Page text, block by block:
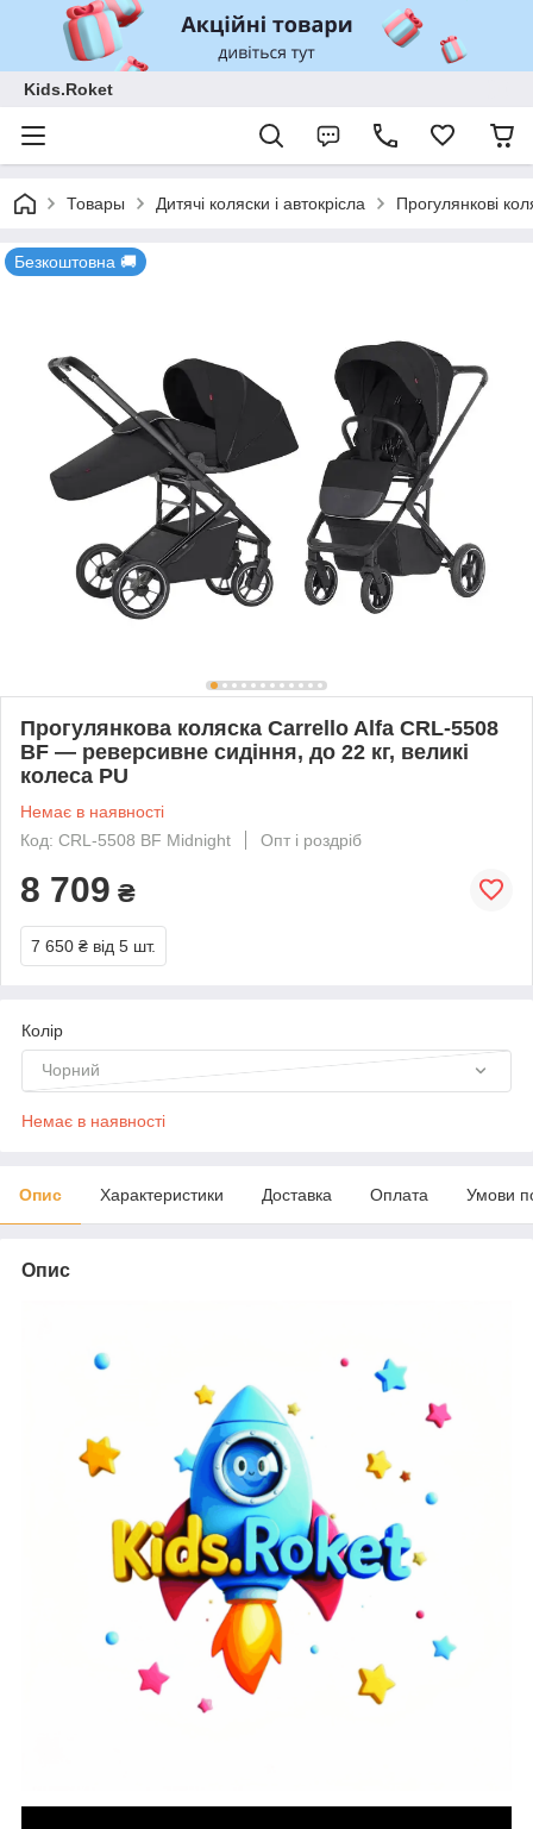
Kids.Roket
Товары Дитячі коляски і автокрісла Прогулянкові
Безкоштовна 🚚
Прогулянкова коляска Carrello Alfa CRL-5508
BF — реверсивне сидіння, до 22 кг, великі
колеса PU
Немає в наявності
Код: CRL-5508 BF Midnight
Опт і роздріб
8 709 ₴
7 650 ₴ від 5 шт.
Колір
Чорний
Немає в наявності
Опис Характеристики Доставка Оплата Умови
Опис